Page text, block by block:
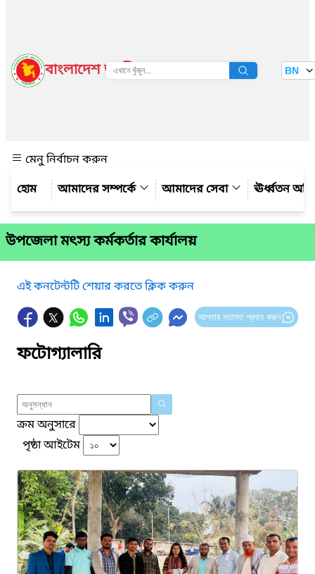
বাংলাদেশ জাতীয় তথ্য বাতায়ন BN
মেনু নির্বাচন করুন
আমাদের সম্পর্কে
আমাদের সেবা ঊর্ধ্বতন
উপজেলা মৎস্য কর্মকর্তার কার্যালয়
এই কনটেন্টটি শেয়ার করতে ক্লিক করুন
আপনার মতামত প্রদান করুন
ফটোগ্যালারি
ক্রম অনুসারে
পৃষ্ঠা আইটেম